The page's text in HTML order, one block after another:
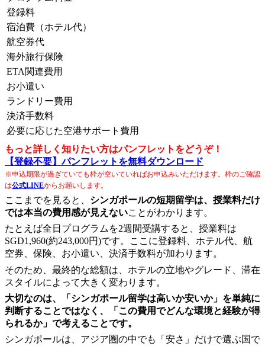
登録料
宿泊費（ホテル代）
航空券代
海外旅行保険
ETA関連費用
お小遣い
ランドリー費用
決済手数料
必要に応じた空港サポート費用
もっと詳しく知りたい方はパンフレットをどうぞ！
【登録不要】パンフレットを無料ダウンロード
※申込期限が過ぎていても枠が空いていればお申込みいただけます。枠のご確認
は公式LINEからお願いします。
ここまでを見ると、 シンガポールの短期留学は、授業料だけ
では本当の費用感が見えないことがわかります。
たとえば全日プログラムを2週間受講すると、授業料は
SGD1,960(約243,000円)です。ここに登録料、ホテル代、航
空券、保険、お小遣い、決済手数料が加わります。
そのため、最終的な総額は、ホテルの立地やグレード、滞在
スタイルによって大きく変わります。
大切なのは、「シンガポール留学は高いか安いか」を単純に
判断することではなく、「この費用でどんな環境と経験が得
られるか」で考えることです。
シンガポールは、アジア圏の中でも「安さ」だけで選ぶ国で